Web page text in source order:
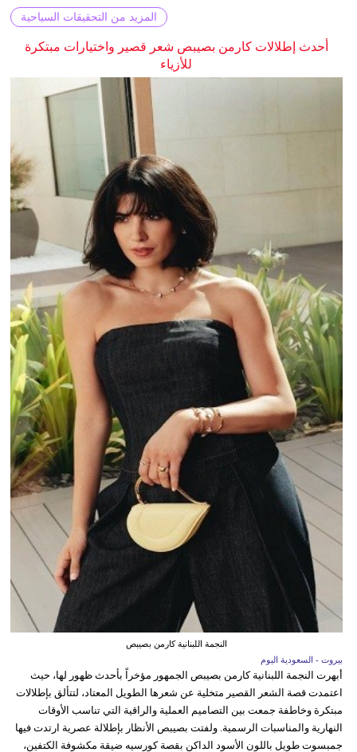
المزيد من التحقيقات السياحية
أحدث إطلالات كارمن بصيبص شعر قصير واختيارات مبتكرة
للأزياء
النجمة اللبنانية كارمن بصيبص
بيروت - السعودية اليوم
أبهرت النجمة اللبنانية كارمن بصيبص الجمهور مؤخراً بأحدث ظهور لها، حيث
اعتمدت قصة الشعر القصير متخلية عن شعرها الطويل المعتاد، لتتألق بإطلالات
مبتكرة وخاطفة جمعت بين التصاميم العملية والراقية التي تناسب الأوقات
النهارية والمناسبات الرسمية. ولفتت بصيبص الأنظار بإطلالة عصرية ارتدت فيها
جمبسوت طويل باللون الأسود الداكن بقصة كورسيه ضيقة مكشوفة الكتفين،